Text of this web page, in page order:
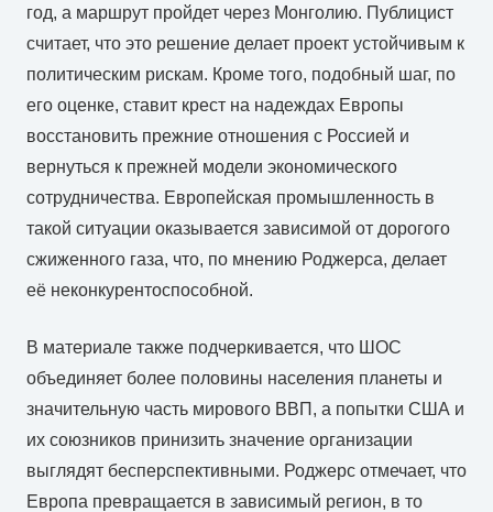
год, а маршрут пройдет через Монголию. Публицист
считает, что это решение делает проект устойчивым к
политическим рискам. Кроме того, подобный шаг, по
его оценке, ставит крест на надеждах Европы
восстановить прежние отношения с Россией и
вернуться к прежней модели экономического
сотрудничества. Европейская промышленность в
такой ситуации оказывается зависимой от дорогого
сжиженного газа, что, по мнению Роджерса, делает
её неконкурентоспособной.
В материале также подчеркивается, что ШОС
объединяет более половины населения планеты и
значительную часть мирового ВВП, а попытки США и
их союзников принизить значение организации
выглядят бесперспективными. Роджерс отмечает, что
Европа превращается в зависимый регион, в то